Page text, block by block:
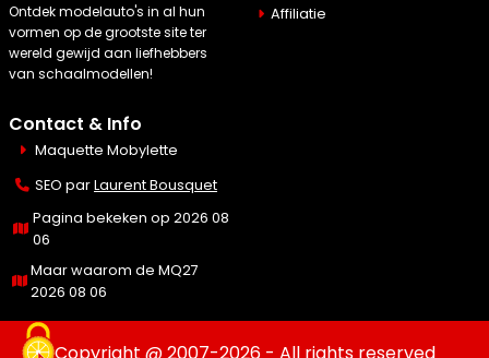
Ontdek modelauto's in al hun
vormen op de grootste site ter
wereld gewijd aan liefhebbers
van schaalmodellen!
Affiliatie
Contact & Info
Maquette Mobylette
SEO parLaurent Bousquet
Pagina bekeken op 2026 08
06
Maar waarom de MQ27
2026 08 06